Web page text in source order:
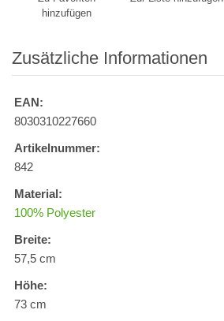
hinzufügen
Zusätzliche Informationen
EAN:
8030310227660
Artikelnummer:
842
Material:
100% Polyester
Breite:
57,5 cm
Höhe:
73 cm